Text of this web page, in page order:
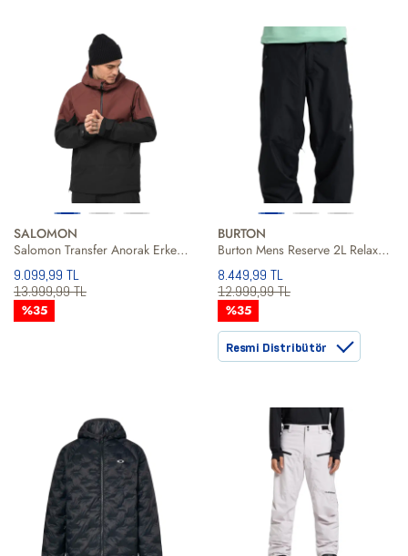
SALOMON
Salomon Transfer Anorak Erkek Kayak Ceketi
9.099,99 TL
13.999,99 TL
%35
BURTON
Burton Mens Reserve 2L Relaxed Erkek Siyah Snowboard Pantolonu
8.449,99 TL
12.999,99 TL
%35
Resmi Distribütör